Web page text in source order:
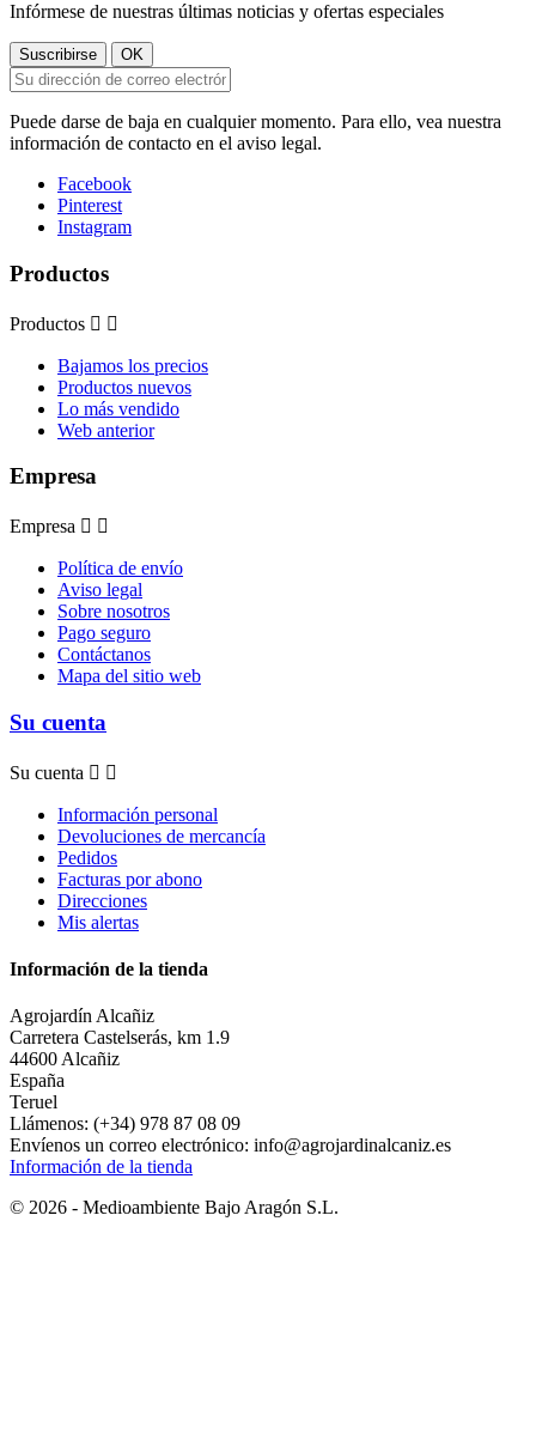
Infórmese de nuestras últimas noticias y ofertas especiales
Puede darse de baja en cualquier momento. Para ello, vea nuestra
información de contacto en el aviso legal.
Facebook
Pinterest
Instagram
Productos
Productos  
Bajamos los precios
Productos nuevos
Lo más vendido
Web anterior
Empresa
Empresa  
Política de envío
Aviso legal
Sobre nosotros
Pago seguro
Contáctanos
Mapa del sitio web
Su cuenta
Su cuenta  
Información personal
Devoluciones de mercancía
Pedidos
Facturas por abono
Direcciones
Mis alertas
Información de la tienda
Agrojardín Alcañiz
Carretera Castelserás, km 1.9
44600 Alcañiz
España
Teruel
Llámenos: (+34) 978 87 08 09
Envíenos un correo electrónico: info@agrojardinalcaniz.es
Información de la tienda
© 2026 - Medioambiente Bajo Aragón S.L.